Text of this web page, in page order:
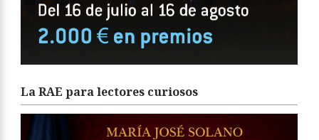
La RAE para lectores curiosos